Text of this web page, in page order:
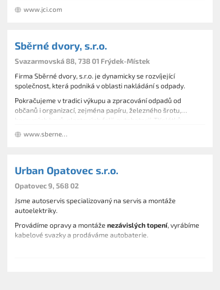
www.jci.com
Sběrné dvory, s.r.o.
Svazarmovská 88, 738 01 Frýdek-Místek
Firma Sběrné dvory, s.r.o. je dynamicky se rozvíjející
společnost, která podniká v oblasti nakládání s odpady.
Pokračujeme v tradici výkupu a zpracování odpadů od
občanů i organizací, zejména papíru, železného šrotu,
barevných kovů, plastových folií, autobaterií, TKplátků.
elektrozařízení a baterií. Provádíme sběr, výkup a zpracování
Provádíme skartaci dokumentů, kdy dodavatelům ještě
zaplatíme za skartovaný papír.
Máme vlastní autodopravu a mechanizační prostředky,
samozřejmostí je přistavení kontejnerů nebo přímo naložení
ve všech svých provozovnách, které jsou všechny vybavené
digitálními nájezdovými váhami.
www.sbernedvory.cz
Urban Opatovec s.r.o.
Opatovec 9, 568 02
Jsme autoservis specializovaný na servis a montáže
autoelektriky.
Provádíme opravy a montáže nezávislých topení, vyrábíme
kabelové svazky a prodáváme autobaterie.